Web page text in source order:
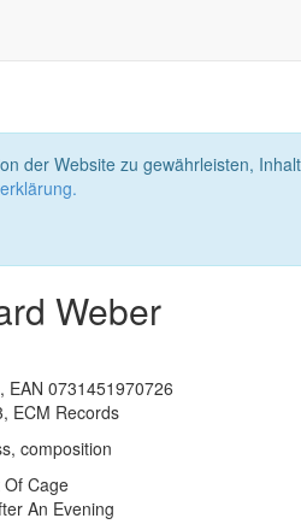
der Website zu gewährleisten,
Weber
EAN 0731451970726
ECM Records
composition
Of Cage
An Evening